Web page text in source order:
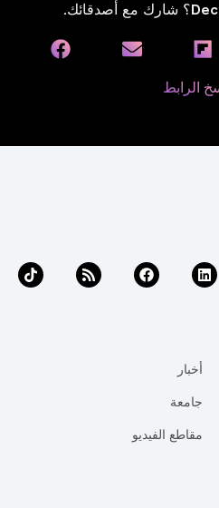
الرابط
أخبار
جامعة
مقاطع الفيديو